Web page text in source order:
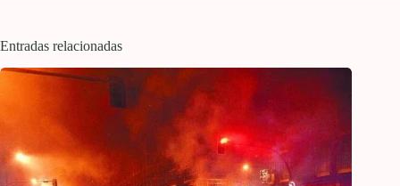
Entradas relacionadas